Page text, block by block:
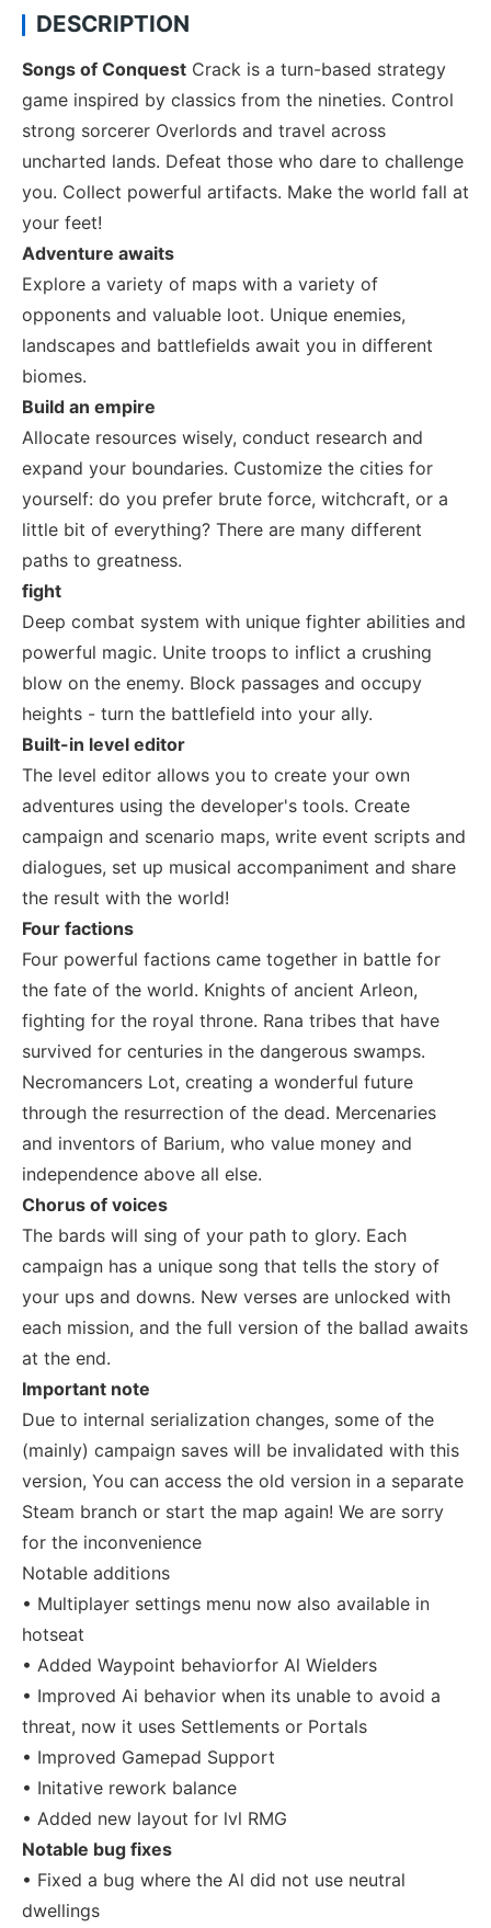
DESCRIPTION
Songs of Conquest Crack is a turn-based strategy
game inspired by classics from the nineties. Control
strong sorcerer Overlords and travel across
uncharted lands. Defeat those who dare to challenge
you. Collect powerful artifacts. Make the world fall at
your feet!
Adventure awaits
Explore a variety of maps with a variety of
opponents and valuable loot. Unique enemies,
landscapes and battlefields await you in different
biomes.
Build an empire
Allocate resources wisely, conduct research and
expand your boundaries. Customize the cities for
yourself: do you prefer brute force, witchcraft, or a
little bit of everything? There are many different
paths to greatness.
fight
Deep combat system with unique fighter abilities and
powerful magic. Unite troops to inflict a crushing
blow on the enemy. Block passages and occupy
heights - turn the battlefield into your ally.
Built-in level editor
The level editor allows you to create your own
adventures using the developer's tools. Create
campaign and scenario maps, write event scripts and
dialogues, set up musical accompaniment and share
the result with the world!
Four factions
Four powerful factions came together in battle for
the fate of the world. Knights of ancient Arleon,
fighting for the royal throne. Rana tribes that have
survived for centuries in the dangerous swamps.
Necromancers Lot, creating a wonderful future
through the resurrection of the dead. Mercenaries
and inventors of Barium, who value money and
independence above all else.
Chorus of voices
The bards will sing of your path to glory. Each
campaign has a unique song that tells the story of
your ups and downs. New verses are unlocked with
each mission, and the full version of the ballad awaits
at the end.
Important note
Due to internal serialization changes, some of the
(mainly) campaign saves will be invalidated with this
version, You can access the old version in a separate
Steam branch or start the map again! We are sorry
for the inconvenience
Notable additions
• Multiplayer settings menu now also available in
hotseat
• Added Waypoint behaviorfor Al Wielders
• Improved Ai behavior when its unable to avoid a
threat, now it uses Settlements or Portals
• Improved Gamepad Support
• Initative rework balance
• Added new layout for lvl RMG
Notable bug fixes
• Fixed a bug where the Al did not use neutral
dwellings